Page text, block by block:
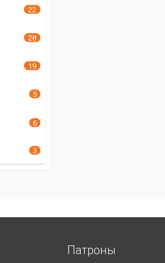
22
28
19
5
6
3
Патроны